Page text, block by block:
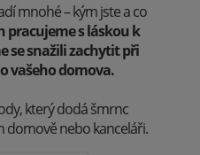
mnohé – kým jste a co
pracujeme s láskou k
se snažili zachytit při
vašeho domova.
který dodá šmrnc
domově nebo kanceláři.